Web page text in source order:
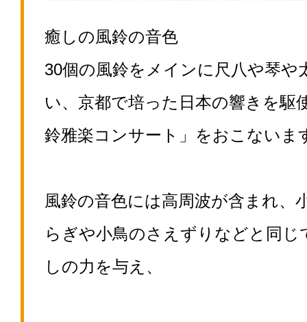
癒しの風鈴の音色
30個の風鈴をメインに尺八や琴や
い、京都で培った日本の響きを駆
鈴雅楽コンサート」をおこないま
風鈴の音色には高周波が含まれ、
らぎや小鳥のさえずりなどと同じ
しの力を与え、